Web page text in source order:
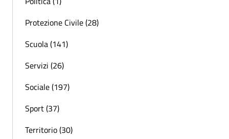
Protezione Civile (28)
Scuola (141)
Servizi (26)
Sociale (197)
Sport (37)
Territorio (30)